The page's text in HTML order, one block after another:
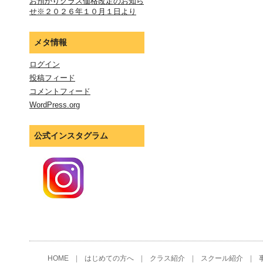
せ※２０２６年１０月１日より
メタ情報
ログイン
投稿フィード
コメントフィード
WordPress.org
公式インスタグラム
HOME| はじめての方へ| クラス紹介| スクール紹介|